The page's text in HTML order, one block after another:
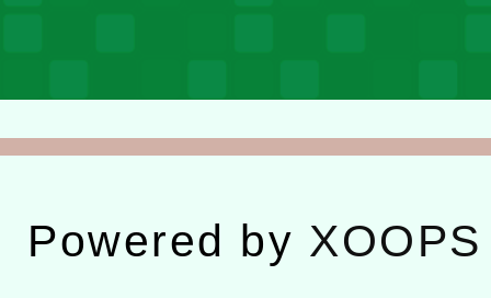
Powered by XOOPS